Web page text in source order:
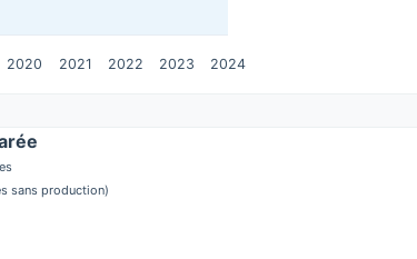
2020 2021 2022 2023 2024
sans production)